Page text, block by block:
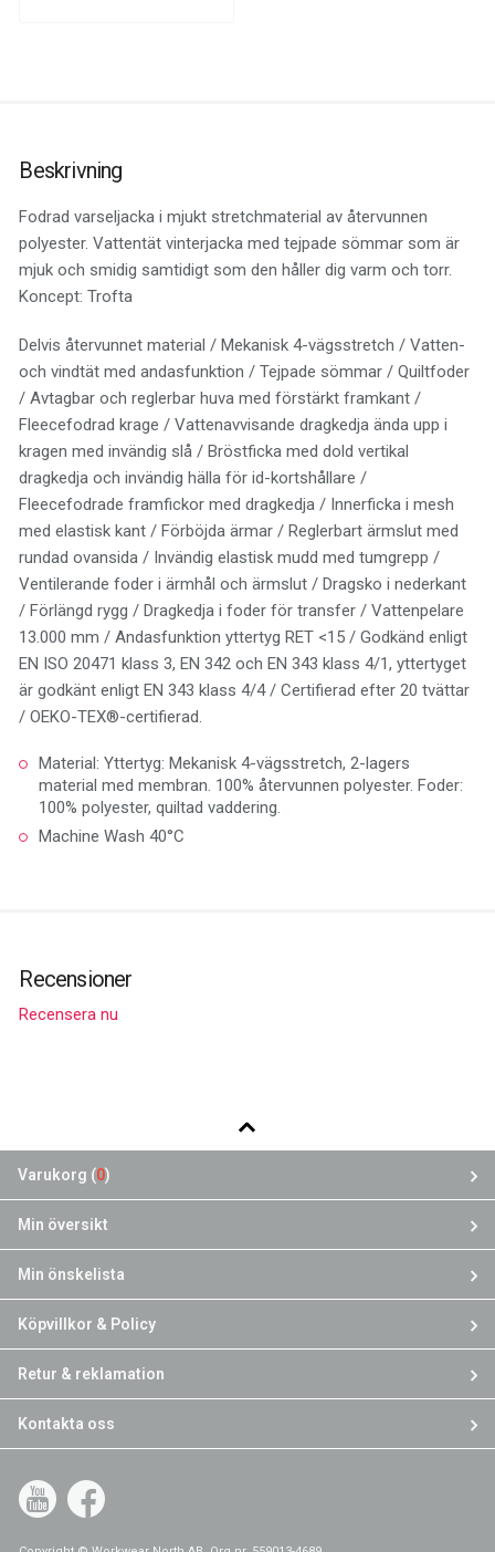
Beskrivning
Fodrad varseljacka i mjukt stretchmaterial av återvunnen
polyester. Vattentät vinterjacka med tejpade sömmar som är
mjuk och smidig samtidigt som den håller dig varm och torr.
Koncept: Trofta
Delvis återvunnet material / Mekanisk 4-vägsstretch / Vatten-
och vindtät med andasfunktion / Tejpade sömmar / Quiltfoder
/ Avtagbar och reglerbar huva med förstärkt framkant /
Fleecefodrad krage / Vattenavvisande dragkedja ända upp i
kragen med invändig slå / Bröstficka med dold vertikal
dragkedja och invändig hälla för id-kortshållare /
Fleecefodrade framfickor med dragkedja / Innerficka i mesh
med elastisk kant / Förböjda ärmar / Reglerbart ärmslut med
rundad ovansida / Invändig elastisk mudd med tumgrepp /
Ventilerande foder i ärmhål och ärmslut / Dragsko i nederkant
/ Förlängd rygg / Dragkedja i foder för transfer / Vattenpelare
13.000 mm / Andasfunktion yttertyg RET <15 / Godkänd enligt
EN ISO 20471 klass 3, EN 342 och EN 343 klass 4/1, yttertyget
är godkänt enligt EN 343 klass 4/4 / Certifierad efter 20 tvättar
/ OEKO-TEX®-certifierad.
Material: Yttertyg: Mekanisk 4-vägsstretch, 2-lagers
material med membran. 100% återvunnen polyester. Foder:
100% polyester, quiltad vaddering.
Machine Wash 40°C
Recensioner
Recensera nu
Varukorg (0)
Min översikt
Min önskelista
Köpvillkor & Policy
Retur & reklamation
Kontakta oss
YouTube